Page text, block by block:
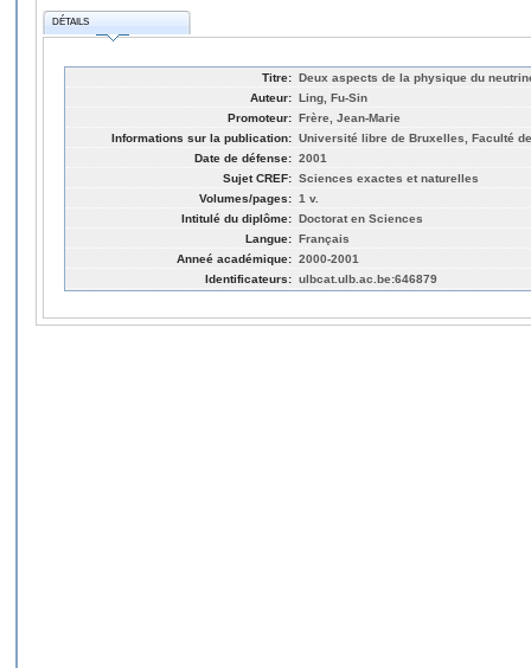
DÉTAILS
Titre: Deux aspects de la physique du
Auteur: Ling, Fu-Sin
Promoteur: Frère, Jean-Marie
Informations sur la publication: Université libre de Bruxelles, Faculté
Date de défense: 2001
Sujet CREF: Sciences exactes et naturelles
Volumes/pages: 1 v.
Intitulé du diplôme: Doctorat en Sciences
Langue: Français
Anneé académique: 2000-2001
Identificateurs: ulbcat.ulb.ac.be:646879